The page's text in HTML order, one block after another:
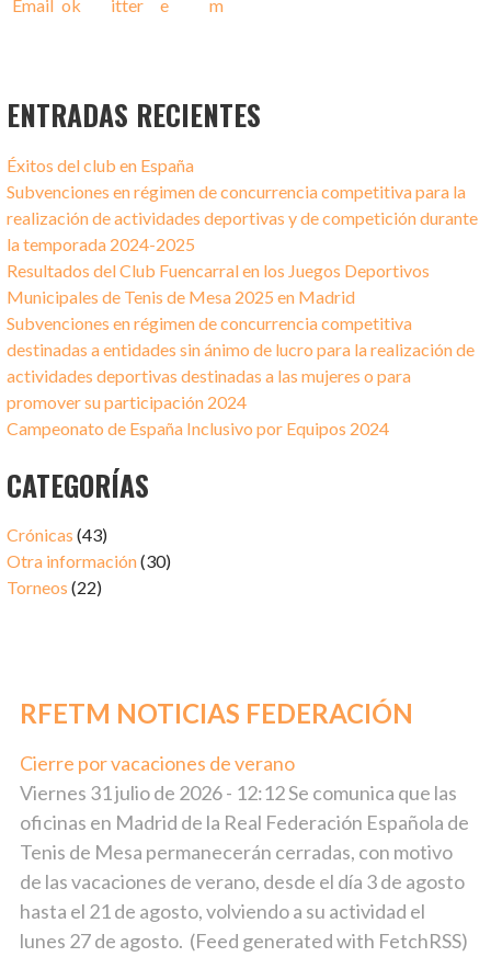
ENTRADAS RECIENTES
Éxitos del club en España
Subvenciones en régimen de concurrencia competitiva para la
realización de actividades deportivas y de competición durante
la temporada 2024-2025
Resultados del Club Fuencarral en los Juegos Deportivos
Municipales de Tenis de Mesa 2025 en Madrid
Subvenciones en régimen de concurrencia competitiva
destinadas a entidades sin ánimo de lucro para la realización de
actividades deportivas destinadas a las mujeres o para
promover su participación 2024
Campeonato de España Inclusivo por Equipos 2024
CATEGORÍAS
Crónicas (43)
Otra información(30)
Torneos (22)
RFETM NOTICIAS FEDERACIÓN
Cierre por vacaciones de verano
Viernes 31 julio de 2026 - 12:12 Se comunica que las
oficinas en Madrid de la Real Federación Española de
Tenis de Mesa permanecerán cerradas, con motivo
de las vacaciones de verano, desde el día 3 de agosto
hasta el 21 de agosto, volviendo a su actividad el
lunes 27 de agosto. (Feed generated with FetchRSS)